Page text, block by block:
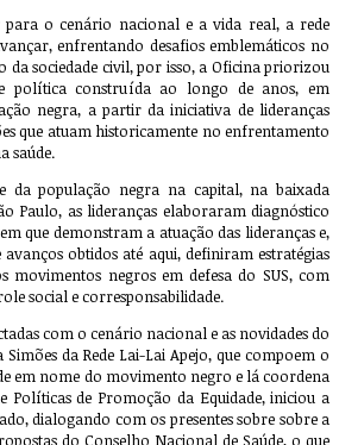
o cenário nacional e a vida real, a rede
enfrentando desafios emblemáticos no
da sociedade civil, por isso, a Oficina priorizou
política construída ao longo de anos, em
negra, a partir da iniciativa de lideranças
que atuam historicamente no enfrentamento
saúde.
da população negra na capital, na baixada
Paulo, as lideranças elaboraram diagnóstico
que demonstram a atuação das lideranças e,
obtidos até aqui, definiram estratégias
movimentos negros em defesa do SUS, com
social e corresponsabilidade.
com o cenário nacional e as novidades do
da Rede Lai-Lai Apejo, que compoem o
em nome do movimento negro e lá coordena
Políticas de Promoção da Equidade, iniciou a
dialogando com os presentes sobre sobre a
do Conselho Nacional de Saúde, o que